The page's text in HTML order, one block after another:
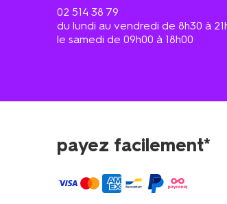
02 514 38 79
du lundi au vendredi de 8h30 à
le samedi de 09h00 à 18h00
payez facilement*